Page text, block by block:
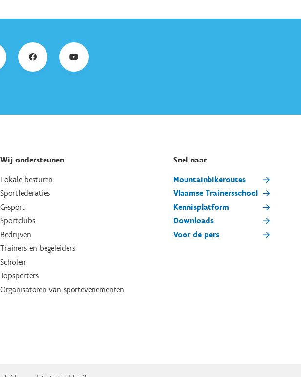
Wij ondersteunen
Lokale besturen
Sportfederaties
G-sport
Sportclubs
Bedrijven
Trainers en begeleiders
Scholen
Topsporters
Organisatoren van sportevenementen
Snel naar
Mountainbikeroutes
Vlaamse Trainersschool
Kennisplatform
Downloads
Voor de pers